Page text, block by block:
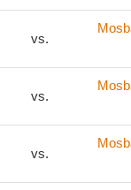
vs.
vs.
vs.